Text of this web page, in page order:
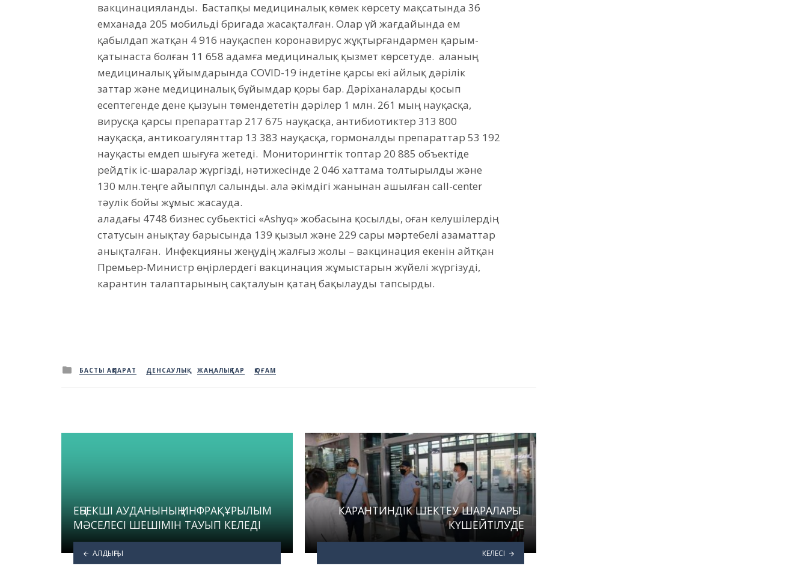
вакцинацияланды. Бастапқы медициналық көмек көрсету мақсатында 36
емханада 205 мобильді бригада жасақталған. Олар үй жағдайында ем
қабылдап жатқан 4 916 науқаспен коронавирус жұқтырғандармен қарым-
қатынаста болған 11 658 адамға медициналық қызмет көрсетуде. Қаланың
медициналық ұйымдарында COVID-19 індетіне қарсы екі айлық дәрілік
заттар және медициналық бұйымдар қоры бар. Дәріханаларды қосып
есептегенде дене қызуын төмендететін дәрілер 1 млн. 261 мың науқасқа,
вирусқа қарсы препараттар 217 675 науқасқа, антибиотиктер 313 800
науқасқа, антикоагулянттар 13 383 науқасқа, гормоналды препараттар 53 192
науқасты емдеп шығуға жетеді. Мониторингтік топтар 20 885 объектіде
рейдтік іс-шаралар жүргізді, нәтижесінде 2 046 хаттама толтырылды және
130 млн.теңге айыппұл салынды. Қала әкімдігі жанынан ашылған call-center
тәулік бойы жұмыс жасауда.
Қаладағы 4748 бизнес субьектісі «Ashyq» жобасына қосылды, оған келушілердің
статусын анықтау барысында 139 қызыл және 229 сары мәртебелі азаматтар
анықталған. Инфекцияны жеңудің жалғыз жолы – вакцинация екенін айтқан
Премьер-Министр өңірлердегі вакцинация жұмыстарын жүйелі жүргізуді,
карантин талаптарының сақталуын қатаң бақылауды тапсырды.
Posted
in
БАСТЫ АҚПАРАТ ДЕНСАУЛЫҚ ЖАҢАЛЫҚТАР ҚОҒАМ
ЕҢБЕКШІ АУДАНЫНЫҢ ИНФРАҚҰРЫЛЫМ
МӘСЕЛЕСІ ШЕШІМІН ТАУЫП КЕЛЕДІ
АЛДЫҢҒЫ
КАРАНТИНДІК ШЕКТЕУ ШАРАЛАРЫ
КҮШЕЙТІЛУДЕ
КЕЛЕСІ